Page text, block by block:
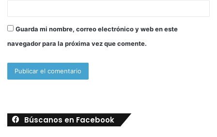
Guarda mi nombre, correo electrónico y web en este
navegador para la próxima vez que comente.
Búscanos en Facebook